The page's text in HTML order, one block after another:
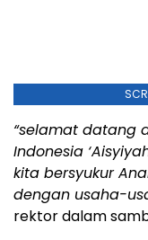
“selamat datang
Indonesia
kita bersyukur
dengan usaha-
rektor dalam